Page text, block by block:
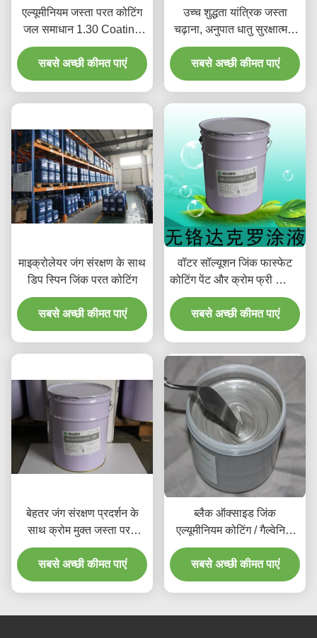
एल्यूमीनियम जस्ता परत कोटिंग
जल समाधान 1.30 Coating
0.05 गुरुत्वाकर्षण बढ़ रहा है
सबसे अच्छी कीमत पाएं
उच्च शुद्धता यांत्रिक जस्ता
चढ़ाना, अनुपात धातु सुरक्षात्मक
कोटिंग्स
सबसे अच्छी कीमत पाएं
माइक्रोलेयर जंग संरक्षण के साथ
डिप स्पिन जिंक परत कोटिंग
सबसे अच्छी कीमत पाएं
वॉटर सॉल्यूशन जिंक फास्फेट
कोटिंग पेंट और क्रोम फ्री स्प्रेिंग
फॉट हार्डवेयर
सबसे अच्छी कीमत पाएं
बेहतर जंग संरक्षण प्रदर्शन के
साथ क्रोम मुक्त जस्ता परत
कोटिंग
सबसे अच्छी कीमत पाएं
ब्लैक ऑक्साइड जिंक
एल्यूमीनियम कोटिंग / गैल्वेनिक
व्हाइट पैशन जस्ता चढ़ाना
सबसे अच्छी कीमत पाएं